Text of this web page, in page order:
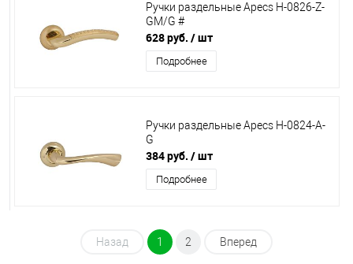
Ручки раздельные Apecs H-0826-Z-
GM/G #
628 руб. / шт
Подробнее
Ручки раздельные Apecs Н-0824-А-
G
384 руб. / шт
Подробнее
Назад 1 2 Вперед